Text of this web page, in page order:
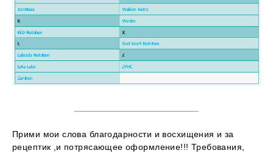
Прими мои слова благодарности и восхищения и за
рецептик ,и потрясающее оформление!!! Требования,